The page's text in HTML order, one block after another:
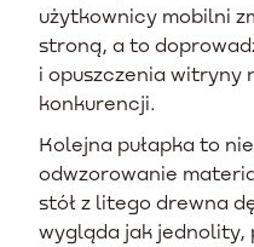
użytkownicy mobilni
stroną, a to
i opuszczenia witryny
konkurencji.
Kolejna pułapka to
odwzorowanie
stół z litego drewna
wygląda jak jednolity,